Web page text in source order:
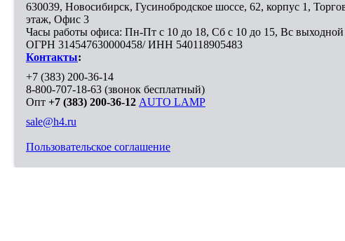
630039, Новосибирск, Гусинобродское шоссе, 62, корпус 1,
этаж, Офис 3
Часы работы офиса: Пн-Пт с 10 до 18, Сб с 10 до 15, Вс выходной
ОГРН 314547630000458/ ИНН 540118905483
Контакты:
+7 (383) 200-36-14
8-800-707-18-63 (звонок бесплатный)
Опт +7 (383) 200-36-12 AUTO LAMP
sale@h4.ru
Пользовательское соглашение